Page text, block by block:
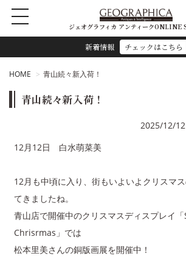
新着情報 チェックはこちら
ジェオグラフィカ アンティークONLINE
HOME 青山続々新入荷！
青山続々新入荷！
2025/12/12
12月12日 白水萌菜美
12月も中頃に入り、街もいよいよクリスマ
てきましたね。
青山店で開催中のクリスマスディスプレイ
Chrisrmas」では
松本里美さんの銅版画展を開催中！